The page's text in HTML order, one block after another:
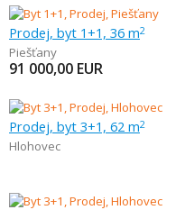
Prodej, byt 1+1, 36 m2
Piešťany
91 000,00 EUR
Prodej, byt 3+1, 62 m2
Hlohovec